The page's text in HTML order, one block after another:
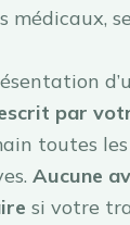
médicaux,
par
toutes
Aucune
si votre